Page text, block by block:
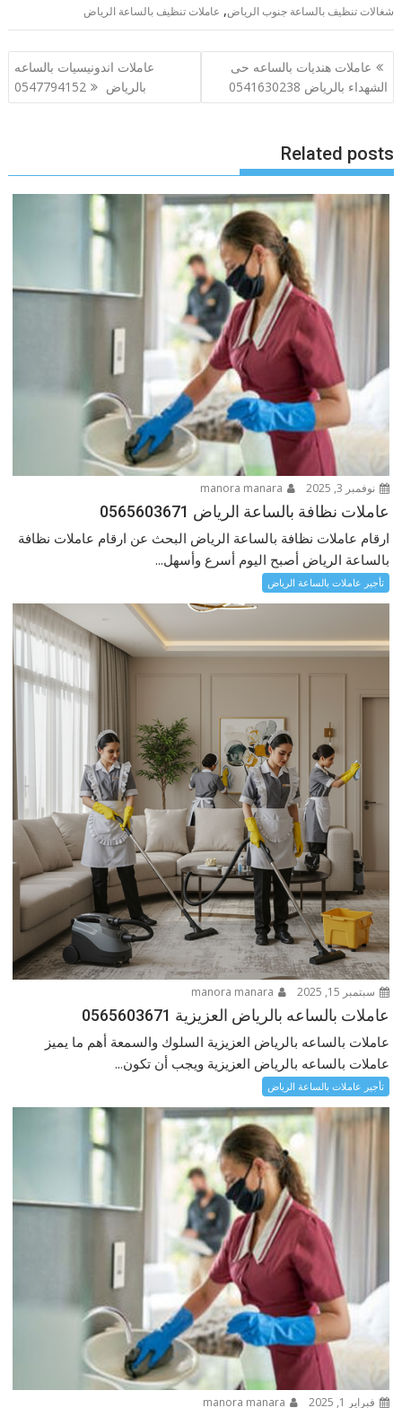
شغالات تنظيف بالساعة جنوب الرياض, عاملات تنظيف بالساعة الرياض
تصفّح
المقالات
عاملات هنديات بالساعه حى
الشهداء بالرياض 0541630238
عاملات اندونيسيات بالساعه
بالرياض 0547794152
Related posts
نوفمبر 3, 2025
عاملات نظافة بالساعة الرياض 0565603671
ارقام عاملات نظافة بالساعة الرياض البحث عن ارقام عاملات نظافة
بالساعة الرياض أصبح اليوم أسرع وأسهل...
تأجير عاملات بالساعة الرياض
سبتمبر 15, 2025
عاملات بالساعه بالرياض العزيزية 0565603671
عاملات بالساعه بالرياض العزيزية السلوك والسمعة أهم ما يميز
عاملات بالساعه بالرياض العزيزية ويجب أن تكون...
تأجير عاملات بالساعة الرياض
فبراير 1, 2025